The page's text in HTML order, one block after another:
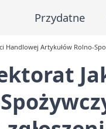
Przydatne
Handlowej Artykułów Rolno-